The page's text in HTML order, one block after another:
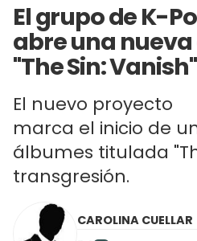
El grupo de K-
abre una
"The Sin: Vanish"
El nuevo proyecto
marca el inicio de
álbumes titulada
transgresión.
CAROLINA CUELLAR